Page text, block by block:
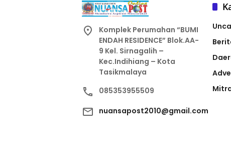
Komplek Perumahan “BUMI
ENDAH RESIDENCE” Blok.AA-
9 Kel. Sirnagalih –
Kec.Indihiang – Kota
Tasikmalaya
085353955509
nuansapost2010@gmail.com